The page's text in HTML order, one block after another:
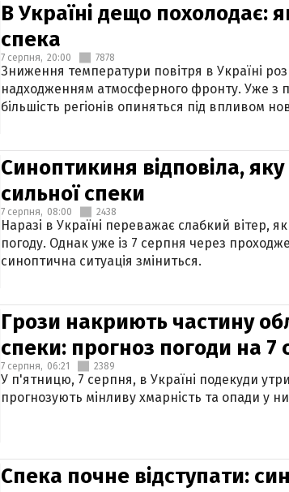
В Україні дещо похолодає:
спека
7 серпня, 20:00 7878
Зниження температури повітря в Україні
надходженням атмосферного фронту. Уже з
більшість регіонів опиняться під впливом
Синоптикиня відповіла, яку
сильної спеки
7 серпня, 08:00 2438
Наразі в Україні переважає слабкий вітер,
погоду. Однак уже із 7 серпня через
синоптична ситуація зміниться.
Грози накриють частину
спеки: прогноз погоди на 7
7 серпня, 06:21 2389
У п'ятницю, 7 серпня, в Україні подекуди
прогнозують мінливу хмарність та опади у
Спека почне відступати: